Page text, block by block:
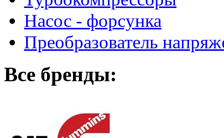
Насос - форсунка
Преобразователь
Все бренды: